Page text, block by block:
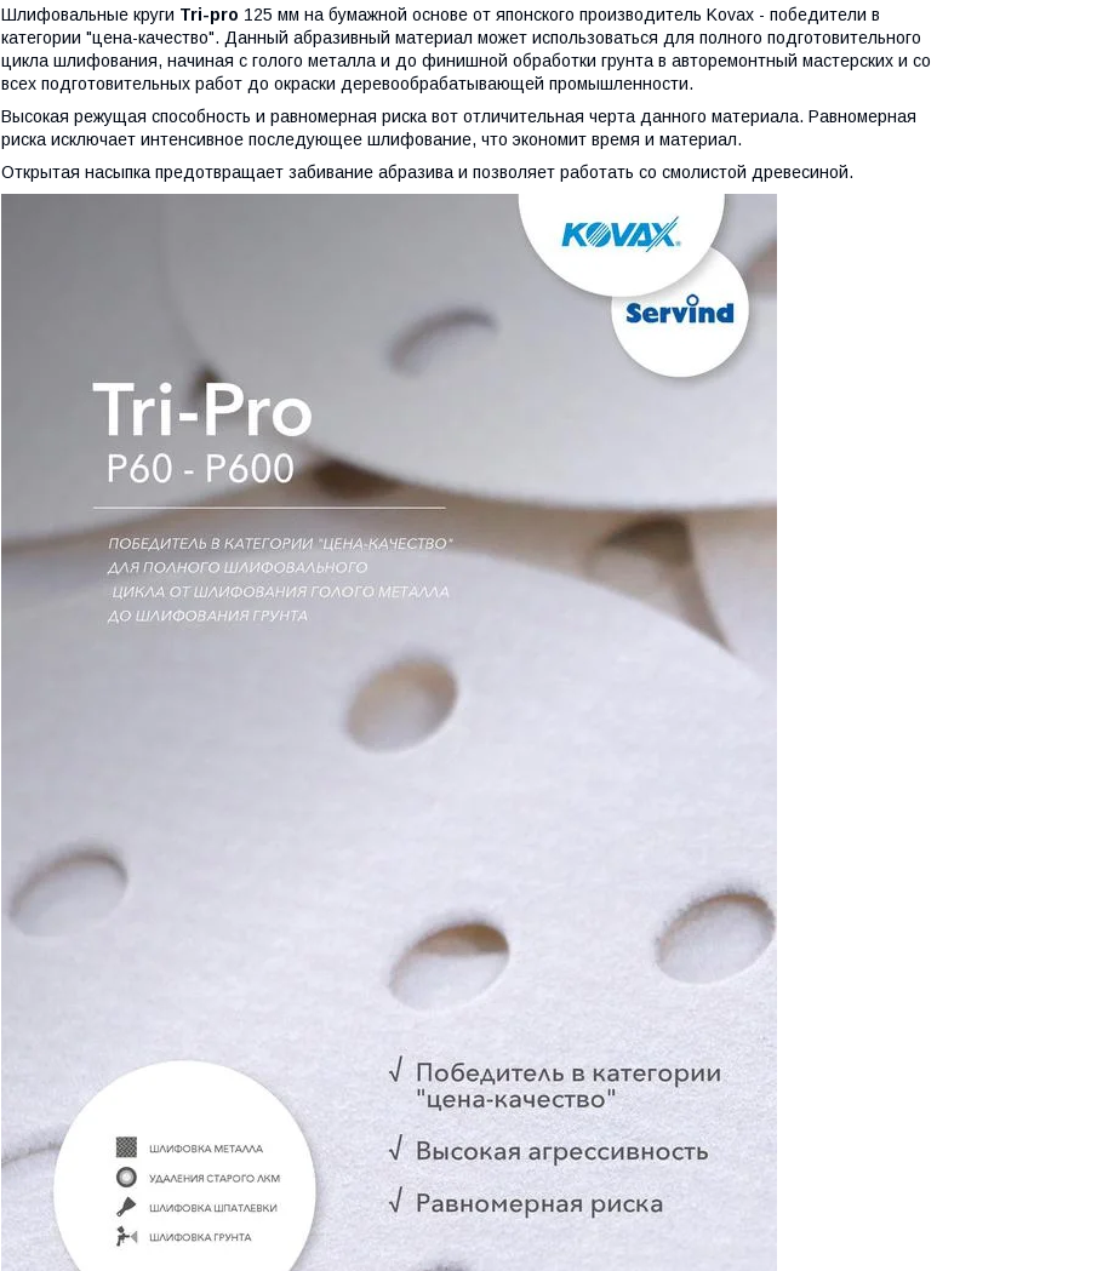
Шлифовальные круги Tri-pro 125 мм на бумажной основе от японского производитель Kovax - победители в
категории "цена-качество". Данный абразивный материал может использоваться для полного подготовительного
цикла шлифования, начиная с голого металла и до финишной обработки грунта в авторемонтный мастерских и со
всех подготовительных работ до окраски деревообрабатывающей промышленности.
Высокая режущая способность и равномерная риска вот отличительная черта данного материала. Равномерная
риска исключает интенсивное последующее шлифование, что экономит время и материал.
Открытая насыпка предотвращает забивание абразива и позволяет работать со смолистой древесиной.